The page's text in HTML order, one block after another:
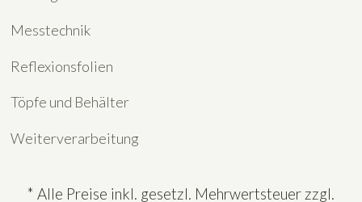
Messtechnik
Reflexionsfolien
Töpfe und Behälter
Weiterverarbeitung
* Alle Preise inkl. gesetzl. Mehrwertsteuer zzgl.